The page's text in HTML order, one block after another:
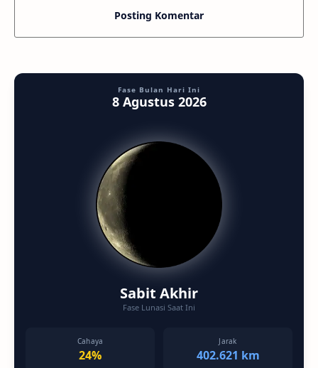
Posting Komentar
Fase Bulan Hari Ini
8 Agustus 2026
Sabit Akhir
Fase Lunasi Saat Ini
Cahaya
24%
Jarak
402.621 km